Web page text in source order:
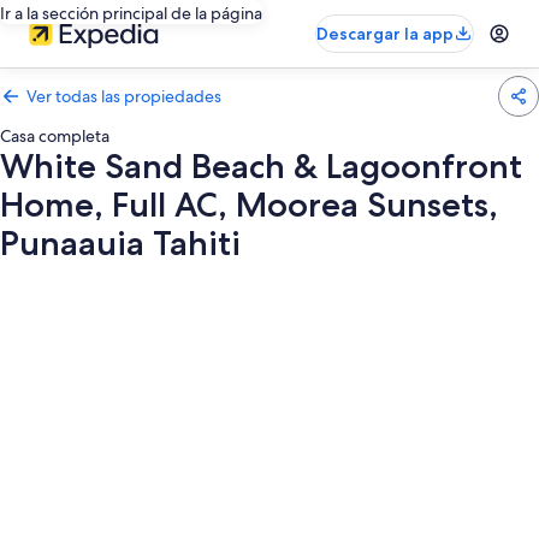
Ir a la sección principal de la página
Descargar la app
Ver todas las propiedades
Casa completa
White Sand Beach & Lagoonfront
Home, Full AC, Moorea Sunsets,
Punaauia Tahiti